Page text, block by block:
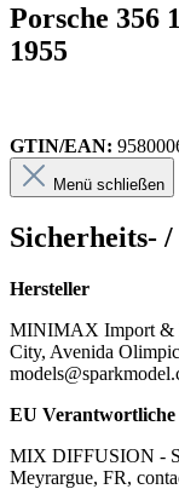
Porsche 356
1955
GTIN/EAN:
Menü schließen
Sicherheits-
Hersteller
MINIMAX Import &
City, Avenida
EU Verantwortliche
MIX DIFFUSION -
Meyrargue, FR,